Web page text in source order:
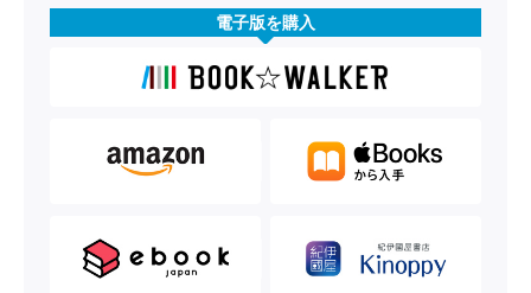
電子版を購入